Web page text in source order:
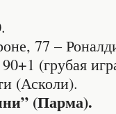
77 –
(грубая
(Асколи).
(Парма).